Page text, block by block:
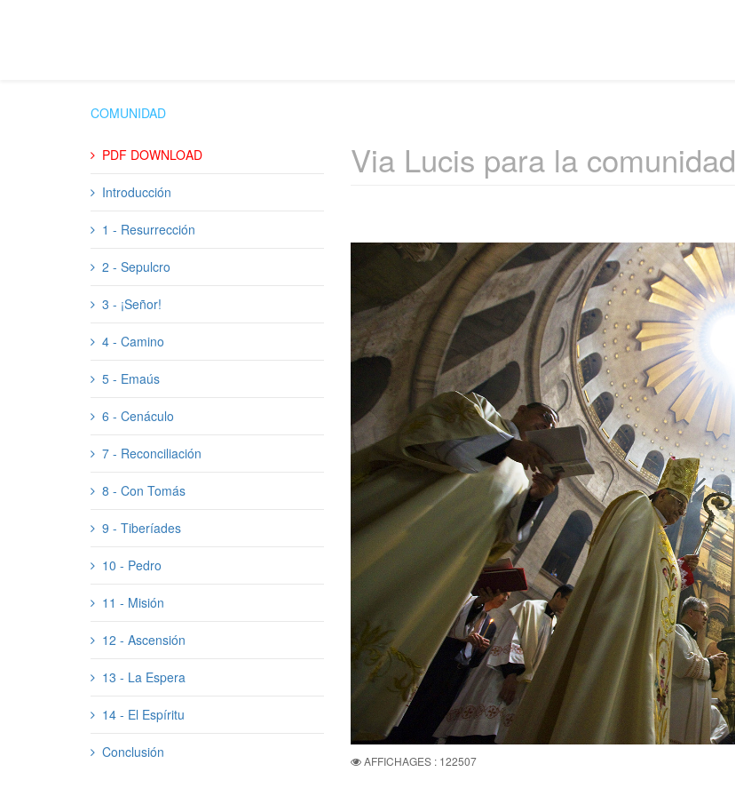
COMUNIDAD
PDF DOWNLOAD
Introducción
1 - Resurrección
2 - Sepulcro
3 - ¡Señor!
4 - Camino
5 - Emaús
6 - Cenáculo
7 - Reconciliación
8 - Con Tomás
9 - Tiberíades
10 - Pedro
11 - Misión
12 - Ascensión
13 - La Espera
14 - El Espíritu
Conclusión
Via Lucis para la comunidad
AFFICHAGES : 122507